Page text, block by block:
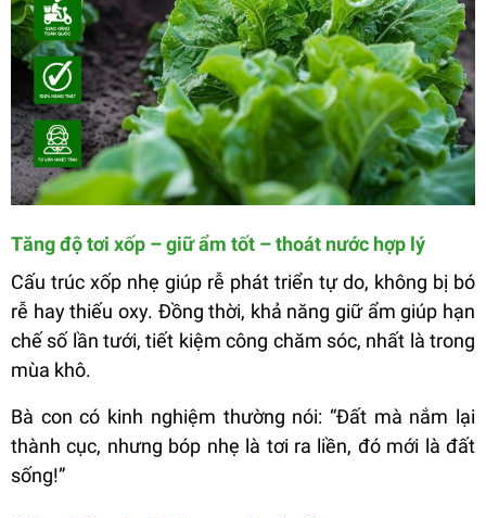
Tăng độ tơi xốp – giữ ẩm tốt – thoát nước hợp lý
Cấu trúc xốp nhẹ giúp rễ phát triển tự do, không bị bó
rễ hay thiếu oxy. Đồng thời, khả năng giữ ẩm giúp hạn
chế số lần tưới, tiết kiệm công chăm sóc, nhất là trong
mùa khô.
Bà con có kinh nghiệm thường nói: “Đất mà nắm lại
thành cục, nhưng bóp nhẹ là tơi ra liền, đó mới là đất
sống!”